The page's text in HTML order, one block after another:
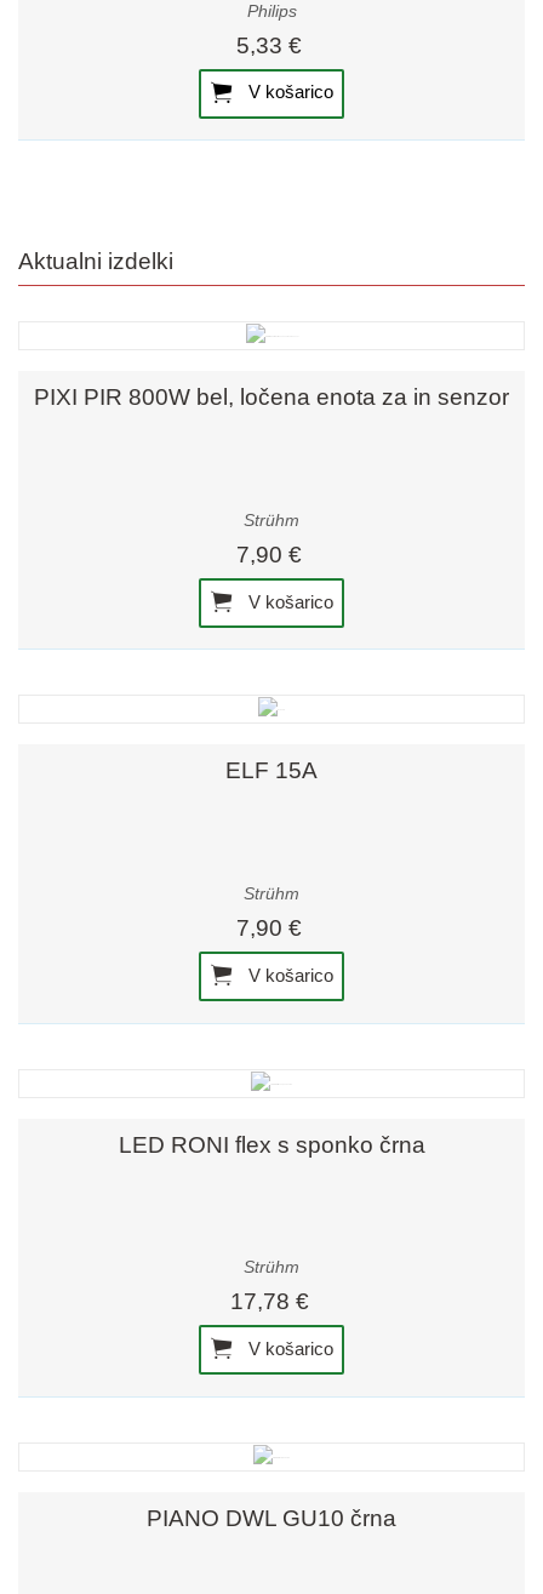
Philips
5,33 €
V košarico
Aktualni izdelki
PIXI PIR 800W bel, ločena enota za in senzor
Strühm
7,90 €
V košarico
ELF 15A
Strühm
7,90 €
V košarico
LED RONI flex s sponko črna
Strühm
17,78 €
V košarico
PIANO DWL GU10 črna